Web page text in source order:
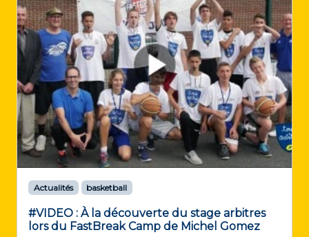
Actualités basketball
#VIDEO : À la découverte du stage arbitres
lors du FastBreak Camp de Michel Gomez